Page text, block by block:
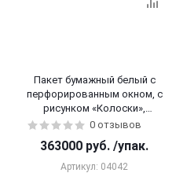
Пакет бумажный белый с
перфорированным окном, с
рисунком «Колоски»,
25×6×39 см, 50000 шт.
0 отзывов
363000 руб. /упак.
Артикул: 04042